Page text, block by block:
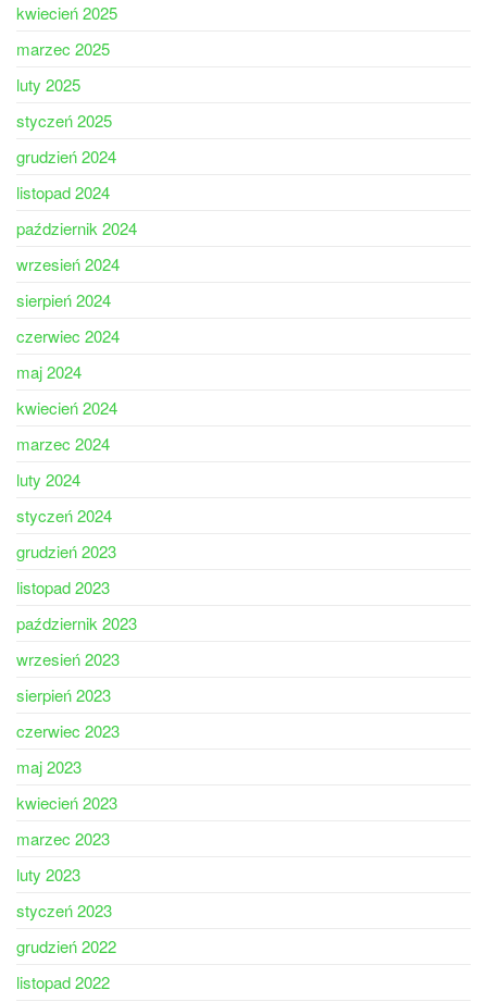
kwiecień 2025
marzec 2025
luty 2025
styczeń 2025
grudzień 2024
listopad 2024
październik 2024
wrzesień 2024
sierpień 2024
czerwiec 2024
maj 2024
kwiecień 2024
marzec 2024
luty 2024
styczeń 2024
grudzień 2023
listopad 2023
październik 2023
wrzesień 2023
sierpień 2023
czerwiec 2023
maj 2023
kwiecień 2023
marzec 2023
luty 2023
styczeń 2023
grudzień 2022
listopad 2022